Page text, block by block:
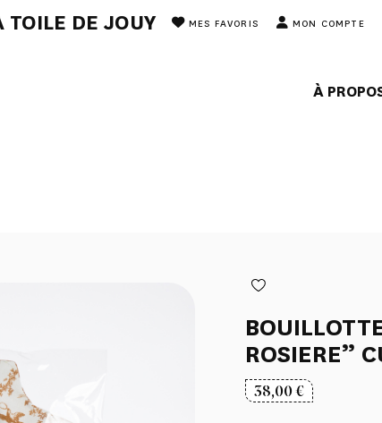
TOILE DE JOUY MES FAVORIS MON COMPTE
À
ROSIERE”
38,00€